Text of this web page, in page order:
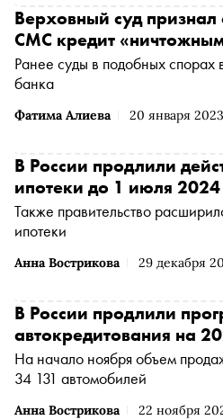
Фатима Алиева 20 января
Верховный суд
СМС кредит
Ранее суды в подобных спорах
банка
Анна Вострикова 29 декабря
В России продлили
ипотеки до 1 июля 2024
Также правительство
ипотеки
Анна Вострикова 22 ноября
В России продлили
автокредитования на
На начало ноября объем
34 131 автомобилей